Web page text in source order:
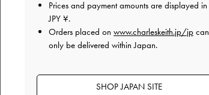
デザイン
とてもよかった
Prices and payment amounts are displayed in
JPY ¥.
Orders placed on www.charleskeith.jp/jp can
only be delivered within Japan.
SHOP JAPAN SITE